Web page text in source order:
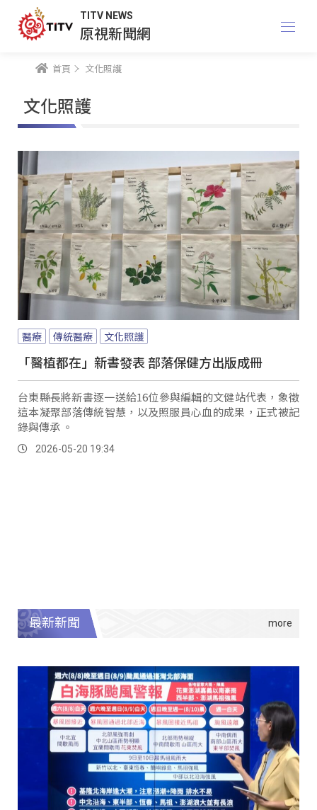
TITV NEWS
原視新聞網
首頁 文化照護
文化照護
醫療 傳統醫療 文化照護
「醫植都在」新書發表 部落保健方出版成冊
台東縣長將新書逐一送給16位參與編輯的文健站代表，象徵
這本凝聚部落傳統智慧，以及照服員心血的成果，正式被記
錄與傳承 。
2026-05-20 19:34
最新新聞